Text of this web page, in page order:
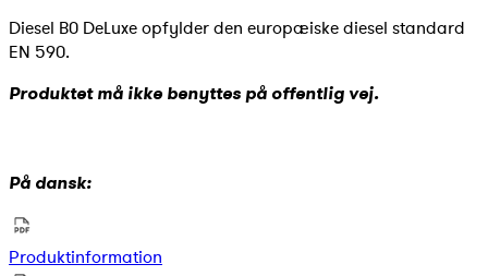
Diesel B0 DeLuxe opfylder den europæiske diesel standard
EN 590.
Produktet må ikke benyttes på offentlig vej.
På dansk:
Produktinformation